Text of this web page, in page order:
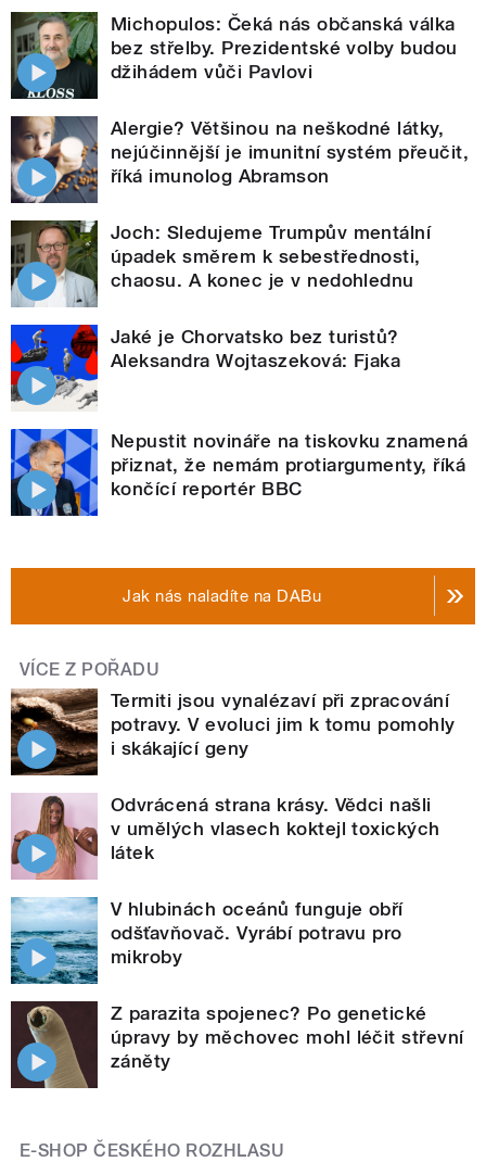
Michopulos: Čeká nás občanská válka
bez střelby. Prezidentské volby budou
džihádem vůči Pavlovi
Alergie? Většinou na neškodné látky,
nejúčinnější je imunitní systém přeučit,
říká imunolog Abramson
Joch: Sledujeme Trumpův mentální
úpadek směrem k sebestřednosti,
chaosu. A konec je v nedohlednu
Jaké je Chorvatsko bez turistů?
Aleksandra Wojtaszeková: Fjaka
Nepustit novináře na tiskovku znamená
přiznat, že nemám protiargumenty, říká
končící reportér BBC
Jak nás naladíte na DABu
VÍCE Z POŘADU
Termiti jsou vynalézaví při zpracování
potravy. V evoluci jim k tomu pomohly
i skákající geny
Odvrácená strana krásy. Vědci našli
v umělých vlasech koktejl toxických
látek
V hlubinách oceánů funguje obří
odšťavňovač. Vyrábí potravu pro
mikroby
Z parazita spojenec? Po genetické
úpravy by měchovec mohl léčit střevní
záněty
E-SHOP ČESKÉHO ROZHLASU